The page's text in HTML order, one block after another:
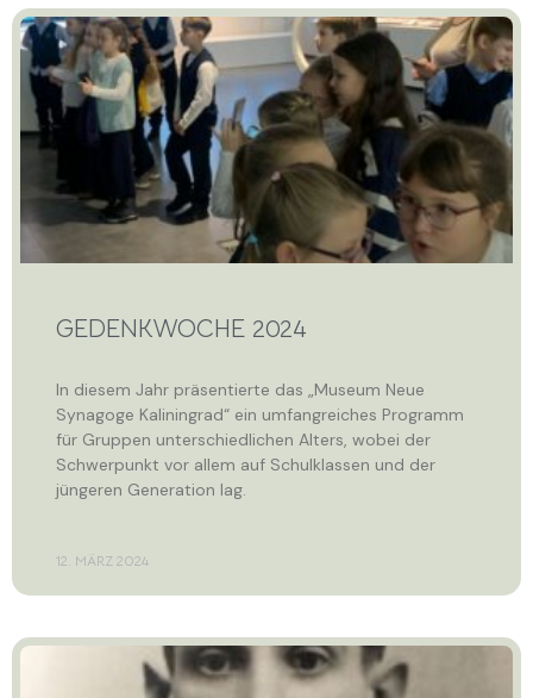
GEDENKWOCHE 2024
In diesem Jahr präsentierte das „Museum Neue
Synagoge Kaliningrad“ ein umfangreiches Programm
für Gruppen unterschiedlichen Alters, wobei der
Schwerpunkt vor allem auf Schulklassen und der
jüngeren Generation lag.
12. MÄRZ 2024